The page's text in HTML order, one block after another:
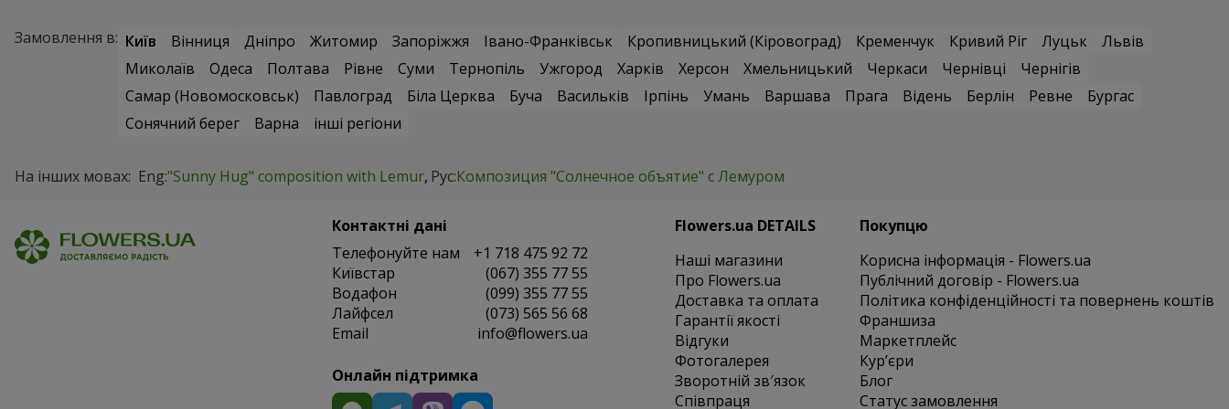
Замовлення в: Київ Вінниця Дніпро Житомир Запоріжжя Івано-Франківськ Кропивницький (Кіровоград) Кременчук Кривий Ріг Луцьк
Львів
Миколаїв
Одеса Полтава Рівне Суми Тернопіль Ужгород Харків Херсон Хмельницький Черкаси Чернівці
Чернігів
Самар (Новомосковськ)
Павлоград Біла Церква Буча Васильків Ірпінь Умань Варшава Прага Відень Берлін Ревне
Бургас
Сонячний берег
Варна інші регіони
На інших мовах: Eng:"Sunny Hug" composition with Lemur Рус:Композиция "Солнечное объятие" с Лемуром
Контактні дані
Телефонуйте нам
+1 718 475 92 72
Київстар
(067) 355 77 55
Водафон
(099) 355 77 55
Лайфсел
(073) 565 56 68
Email
info@flowers.ua
Онлайн підтримка
Flowers.ua DETAILS
Наші магазини
Про Flowers.ua
Доставка та оплата
Гарантії якості
Відгуки
Фотогалерея
Зворотній зв′язок
Співпраця
Покупцю
Корисна інформація - Flowers.ua
Публічний договір - Flowers.ua
Політика конфіденційності та повернень коштів
Франшиза
Маркетплейс
Курʼєри
Блог
Статус замовлення